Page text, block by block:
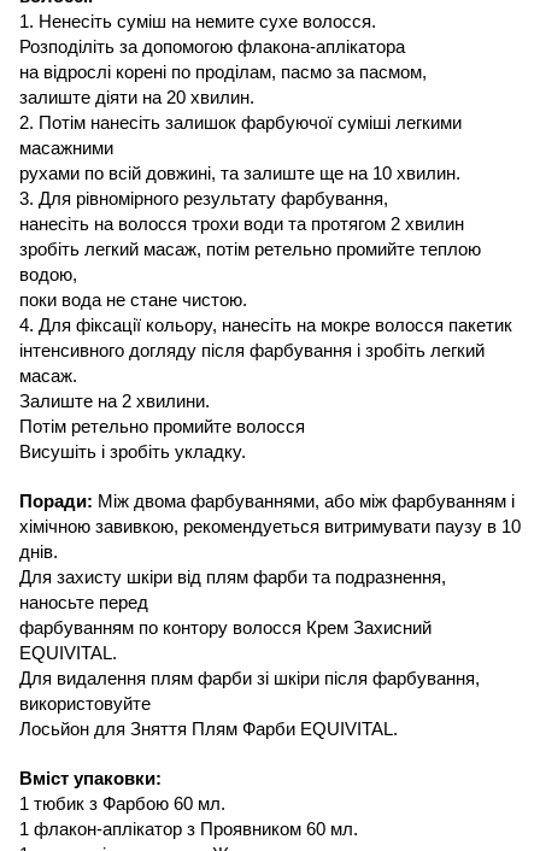
1. Ненесіть суміш на немите сухе волосся.
Розподіліть за допомогою флакона-аплікатора
на відрослі корені по проділам, пасмо за пасмом,
залиште діяти на 20 хвилин.
2. Потім нанесіть залишок фарбуючої суміші легкими
масажними
рухами по всій довжині, та залиште ще на 10 хвилин.
3. Для рівномірного результату фарбування,
нанесіть на волосся трохи води та протягом 2 хвилин
зробіть легкий масаж, потім ретельно промийте теплою
водою,
поки вода не стане чистою.
4. Для фіксації кольору, нанесіть на мокре волосся пакетик
інтенсивного догляду після фарбування і зробіть легкий
масаж.
Залиште на 2 хвилини.
Потім ретельно промийте волосся
Висушіть і зробіть укладку.
Поради: Між двома фарбуваннями, або між фарбуванням і
хімічною завивкою, рекомендуеться витримувати паузу в 10
днів.
Для захисту шкіри від плям фарби та подразнення,
наносьте перед
фарбуванням по контору волосся Крем Захисний
EQUIVITAL.
Для видалення плям фарби зі шкіри після фарбування,
використовуйте
Лосьйон для Зняття Плям Фарби EQUIVITAL.
Вміст упаковки:
1 тюбик з Фарбою 60 мл.
1 флакон-аплікатор з Проявником 60 мл.